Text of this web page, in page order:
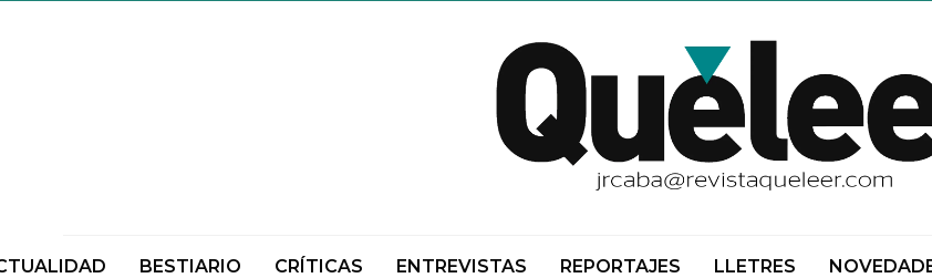
BESTIARIO CRÍTICAS ENTREVISTAS REPORTAJES LLETRES